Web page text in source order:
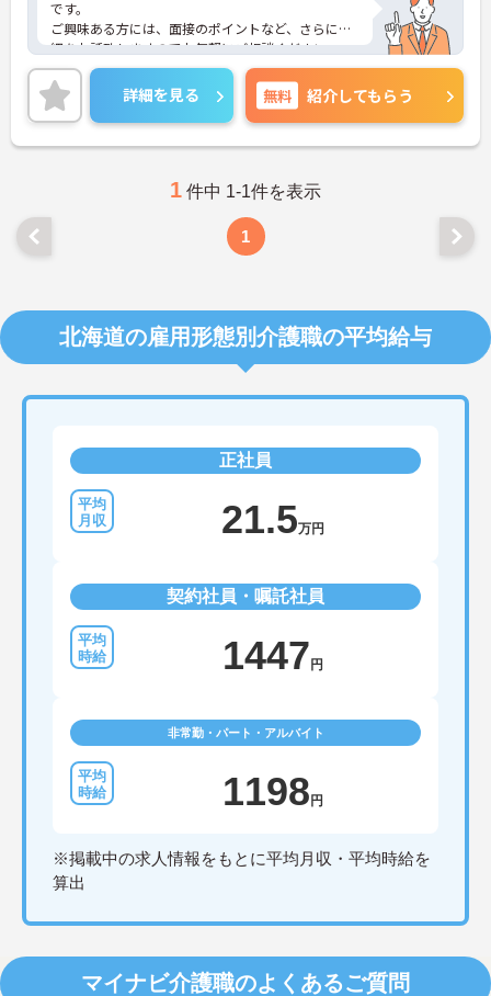
です。
ご興味ある方には、面接のポイントなど、さらに詳
細をお話致しますのでお気軽にご相談ください。
詳細を見る 無料 紹介してもらう
1 件中 1-1件を表示
1
北海道の雇用形態別介護職の平均給与
正社員
21.5万円
契約社員・嘱託社員
1447 円
非常勤・パート・アルバイト
1198 円
※掲載中の求人情報をもとに平均月収・平均時給を
算出
マイナビ介護職のよくあるご質問